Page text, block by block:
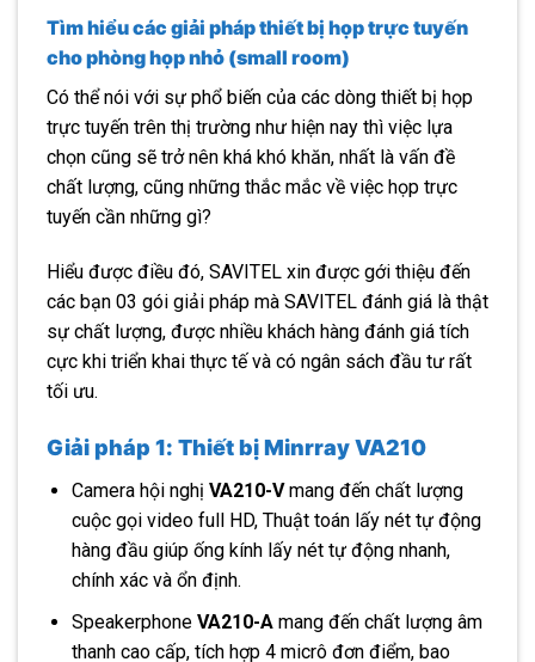
Tìm hiểu các giải pháp thiết bị họp trực tuyến
cho phòng họp nhỏ (small room)
Có thể nói với sự phổ biến của các dòng thiết bị họp
trực tuyến trên thị trường như hiện nay thì việc lựa
chọn cũng sẽ trở nên khá khó khăn, nhất là vấn đề
chất lượng, cũng những thắc mắc về việc họp trực
tuyến cần những gì?
Hiểu được điều đó, SAVITEL xin được gới thiệu đến
các bạn 03 gói giải pháp mà SAVITEL đánh giá là thật
sự chất lượng, được nhiều khách hàng đánh giá tích
cực khi triển khai thực tế và có ngân sách đầu tư rất
tối ưu.
Giải pháp 1: Thiết bị Minrray VA210
Camera hội nghị VA210-Vmang đến chất lượng
cuộc gọi video full HD, Thuật toán lấy nét tự động
hàng đầu giúp ống kính lấy nét tự động nhanh,
chính xác và ổn định.
Speakerphone VA210-Amang đến chất lượng âm
thanh cao cấp, tích hợp 4 micrô đơn điểm, bao